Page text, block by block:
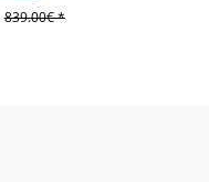
839.00€ *